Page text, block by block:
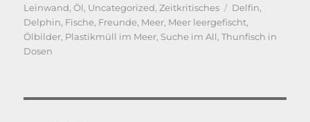
am
Leinwand,Öl, Uncategorized,Zeitkritisches Schlagwörter
Delfin,
Delphin, Fische, Freunde, Meer, Meer leergefischt,
Ölbilder, Plastikmüll im Meer, Suche im All,Thunfisch in
Dosen